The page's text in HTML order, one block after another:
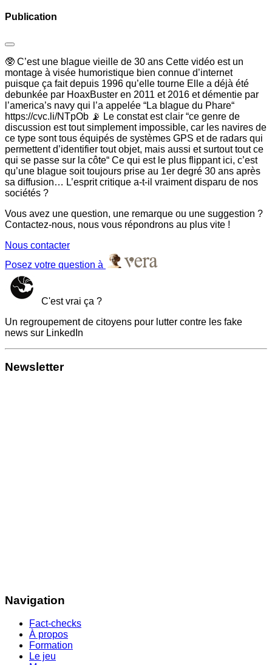
Publication
🥸 C’est une blague vieille de 30 ans Cette vidéo est un
montage à visée humoristique bien connue d’internet
puisque ça fait depuis 1996 qu’elle tourne Elle a déjà été
debunkée par HoaxBuster en 2011 et 2016 et démentie par
l’america’s navy qui l’a appelée “La blague du Phare“
https://cvc.li/NTpOb 📡 Le constat est clair “ce genre de
discussion est tout simplement impossible, car les navires de
ce type sont tous équipés de systèmes GPS et de radars qui
permettent d’identifier tout objet, mais aussi et surtout tout ce
qui se passe sur la côte“ Ce qui est le plus flippant ici, c’est
qu’une blague soit toujours prise au 1er degré 30 ans après
sa diffusion… L’esprit critique a-t-il vraiment disparu de nos
sociétés ?
Vous avez une question, une remarque ou une suggestion ?
Contactez-nous, nous vous répondrons au plus vite !
Nous contacter
Posez votre question à
C'est vrai ça ?
Un regroupement de citoyens pour lutter contre les fake
news sur LinkedIn
Newsletter
Navigation
Fact-checks
À propos
Formation
Le jeu